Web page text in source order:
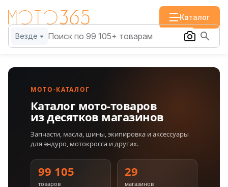
Каталог
Везде
МОТО-КАТАЛОГ
Каталог мото-товаров
из десятков магазинов
Запчасти, масла, шины, экипировка и аксессуары
для эндуро, мотокросса и других.
99 105
товаров
29
магазинов